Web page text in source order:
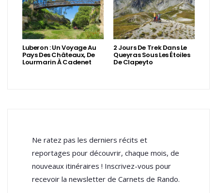
Luberon : Un Voyage Au
Pays Des Châteaux, De
Lourmarin À Cadenet
2 Jours De Trek Dans Le
Queyras Sous Les Étoiles
De Clapeyto
Ne ratez pas les derniers récits et
reportages pour découvrir, chaque mois, de
nouveaux itinéraires ! Inscrivez-vous pour
recevoir la newsletter de Carnets de Rando.